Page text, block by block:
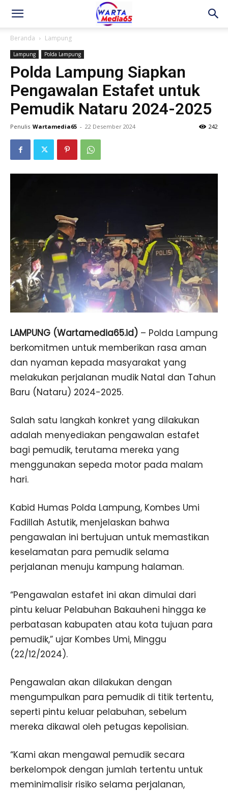
Beranda Lampung
Lampung Polda Lampung
Polda Lampung Siapkan
Pengawalan Estafet untuk
Pemudik Nataru 2024-2025
Penulis Wartamedia65 - 22 Desember 2024 242
LAMPUNG (Wartamedia65.id) – Polda Lampung
berkomitmen untuk memberikan rasa aman
dan nyaman kepada masyarakat yang
melakukan perjalanan mudik Natal dan Tahun
Baru (Nataru) 2024-2025.
Salah satu langkah konkret yang dilakukan
adalah menyediakan pengawalan estafet
bagi pemudik, terutama mereka yang
menggunakan sepeda motor pada malam
hari.
Kabid Humas Polda Lampung, Kombes Umi
Fadillah Astutik, menjelaskan bahwa
pengawalan ini bertujuan untuk memastikan
keselamatan para pemudik selama
perjalanan menuju kampung halaman.
“Pengawalan estafet ini akan dimulai dari
pintu keluar Pelabuhan Bakauheni hingga ke
perbatasan kabupaten atau kota tujuan para
pemudik,” ujar Kombes Umi, Minggu
(22/12/2024).
Pengawalan akan dilakukan dengan
mengumpulkan para pemudik di titik tertentu,
seperti pintu keluar pelabuhan, sebelum
mereka dikawal oleh petugas kepolisian.
“Kami akan mengawal pemudik secara
berkelompok dengan jumlah tertentu untuk
meminimalisir risiko selama perjalanan,